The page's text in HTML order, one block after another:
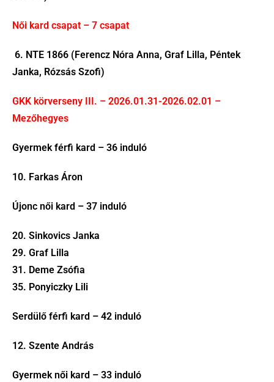
Női kard csapat – 7 csapat
6. NTE 1866 (Ferencz Nóra Anna, Graf Lilla, Péntek
Janka, Rózsás Szofi)
GKK körverseny III. – 2026.01.31-2026.02.01 –
Mezőhegyes
Gyermek férfi kard – 36 induló
10. Farkas Áron
Újonc női kard – 37 induló
20. Sinkovics Janka
29. Graf Lilla
31. Deme Zsófia
35. Ponyiczky Lili
Serdülő férfi kard – 42 induló
12. Szente András
Gyermek női kard – 33 induló